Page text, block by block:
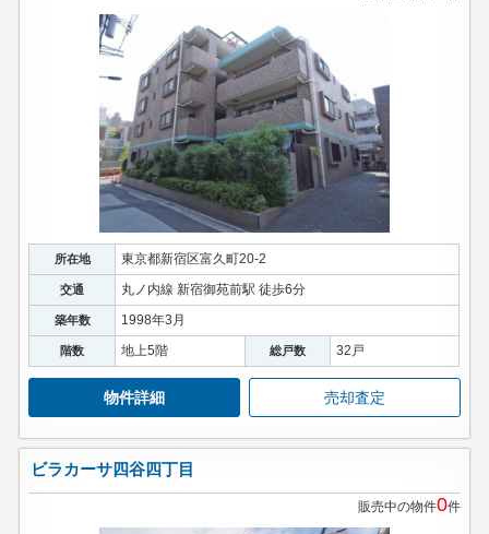
所在地 東京都新宿区富久町20-2
交通 丸ノ内線 新宿御苑前駅 徒歩6分
築年数 1998年3月
階数 地上5階 総戸数 32戸
物件詳細 売却査定
ビラカーサ四谷四丁目
販売中の物件0件